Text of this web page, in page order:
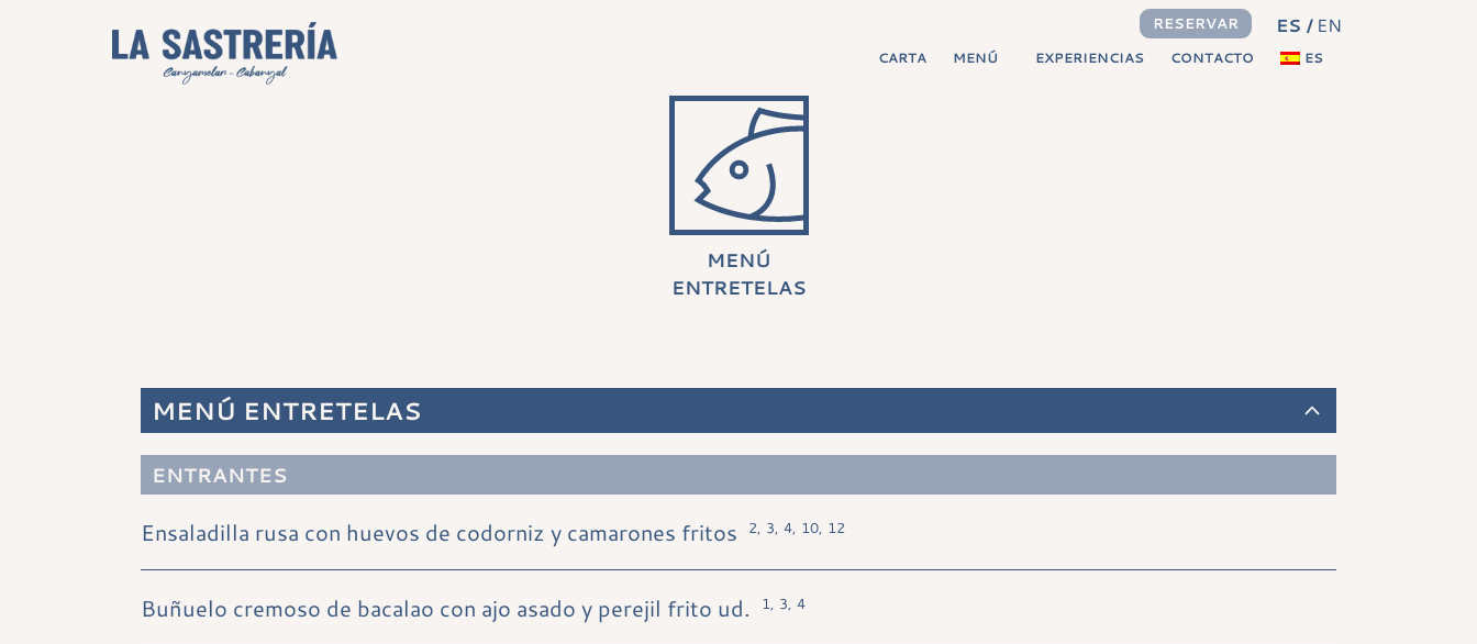
RESERVAR ES EN
CARTA MENÚ EXPERIENCIAS CONTACTO ES
MENÚ
ENTRETELAS
MENÚ ENTRETELAS
ENTRANTES
Ensaladilla rusa con huevos de codorniz y camarones fritos 2, 3, 4, 10, 12
Buñuelo cremoso de bacalao con ajo asado y perejil frito ud. 1, 3, 4